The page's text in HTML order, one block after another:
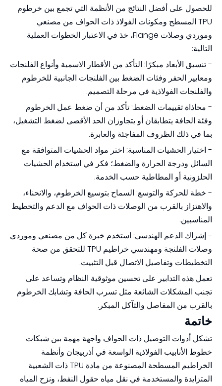
للحصول على أفضل النتائج من الأنظمة التي تجمع بين خرطوم
TPU المسطح ومكونات الفولاذ ذات الحواف من مصنعي
وموردي وصلات Flange، خذ في الاعتبار الخطوات العملية
التالية:
- تنسيق الأبعاد مبكرًا: التأكد من الأقطار الاسمية وأنواع الفلنجات
ومعايير الحفر وفئات الضغط بين الفلنجات الجانبية للخرطوم
والفلنجات الفولاذية في مرحلة التصميم.
- محاذاة تقييمات الضغط: تأكد من أن ضغط عمل الخرطوم
وفئة الحافة يتطابقان أو يتجاوزان الحد الأقصى لضغط التشغيل،
بما في ذلك الظروف المفاجئة والعابرة.
- اختيار الحشيات المناسبة: اختر مواد الحشيات المتوافقة مع
السائل ودرجة الحرارة والضغط؛ فكر في استخدام الحشيات
الحلزونية أو المطاطية حسب الخدمة.
- خطة للحركة والتوسع: السماح بتوسيع الخرطوم، والانحناء،
والاهتزاز بالقرب من الوصلات ذات الحواف مع الدعم والتخطيط
المناسبين.
- إشراك الدعم الهندسي: استخدم خبرة كل من مصنعي وموردي
وصلات الفلنجة ومهندسي خراطيم TPU للتحقق من صحة
التخطيطات وتفاصيل الاتصال قبل التثبيت.
تعمل هذه التدابير على تحسين موثوقية النظام وتساعد على
تجنب المشكلات الشائعة مثل تسرب الحافة وتشابك الخرطوم
بالقرب من المفاصل والتآكل المبكر.
خاتمة
تشكل أدوات التوصيل ذات الحواف واجهة مهمة بين شبكات
خطوط الأنابيب الفولاذية الواسعة في أذربيجان وأنظمة
الخراطيم المسطحة المصنوعة من مادة TPU ذات الشعبية
المتزايدة والمستخدمة في نقل مياه حقول النفط، ونزح المياه